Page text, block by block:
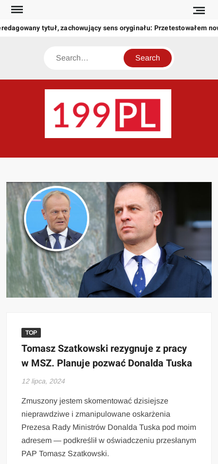
Skip
content
tytuł, zachowujący sens oryginału: Przetestowałem
Search
świat
TOP
Tomasz Szatkowski rezygnuje z pracy
w MSZ. Planuje pozwać Donalda Tuska
12 lipca, 2024
Zmuszony jestem skomentować dzisiejsze
nieprawdziwe i zmanipulowane oskarżenia
Prezesa Rady Ministrów Donalda Tuska pod moim
adresem — podkreślił w oświadczeniu przesłanym
PAP Tomasz Szatkowski.